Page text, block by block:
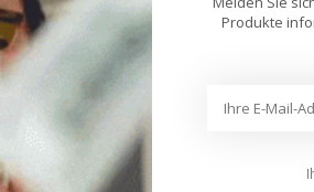
Produkte